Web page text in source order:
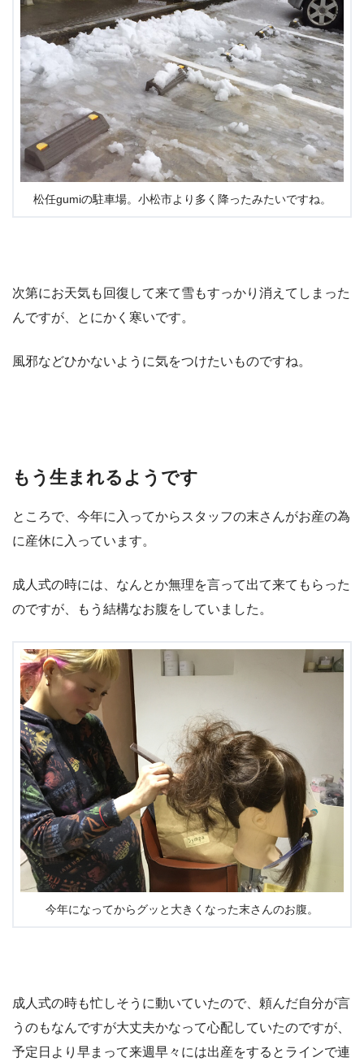
松任gumiの駐車場。小松市より多く降ったみたいですね。
次第にお天気も回復して来て雪もすっかり消えてしまった
んですが、とにかく寒いです。
風邪などひかないように気をつけたいものですね。
もう生まれるようです
ところで、今年に入ってからスタッフの末さんがお産の為
に産休に入っています。
成人式の時には、なんとか無理を言って出て来てもらった
のですが、もう結構なお腹をしていました。
今年になってからグッと大きくなった末さんのお腹。
成人式の時も忙しそうに動いていたので、頼んだ自分が言
うのもなんですが大丈夫かなって心配していたのですが、
予定日より早まって来週早々には出産をするとラインで連